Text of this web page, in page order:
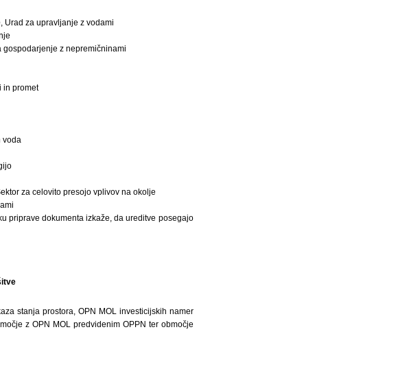
Urad za upravljanje z vodami
gospodarjenje z nepremičninami
in promet
voda
za celovito presojo vplivov na okolje
priprave dokumenta izkaže, da ureditve posegajo
stanja prostora, OPN MOL investicijskih namer
z OPN MOL predvidenim OPPN ter območje